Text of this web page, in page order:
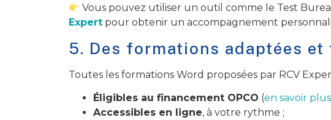
Vous pouvez utiliser un outil comme le Test
Expert pour obtenir un accompagnement
5. Des formations adaptées et
Toutes les formations Word proposées par RCV
Éligibles au financement OPCO (en savoir plus
Accessibles en ligne, à votre rythme ;